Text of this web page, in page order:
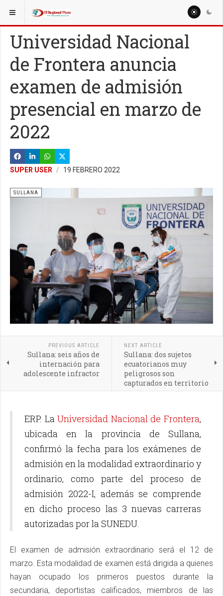
ESTÁ AQUÍ:
Universidad Nacional
de Frontera anuncia
examen de admisión
presencial en marzo de
2022
SUPER USER 19 FEBRERO 2022
SULLANA
PREVIOUS ARTICLE
Sullana: seis años de
internación para
adolescente infractor
NEXT ARTICLE
Sullana: dos sujetos
ecuatorianos muy
peligrosos son
capturados en territorio
peruano
ERP. LaUniversidad Nacional de Frontera,
ubicada en la provincia de Sullana,
confirmó la fecha para los exámenes de
admisión en la modalidad extraordinario y
ordinario, como parte del proceso de
admisión 2022-I, además se comprende
en dicho proceso las 3 nuevas carreras
autorizadas por la SUNEDU.
El examen de admisión extraordinario será el 12 de
marzo. Esta modalidad de examen está dirigida a quienes
hayan ocupado los primeros puestos durante la
secundaria, deportistas calificados, miembros de las